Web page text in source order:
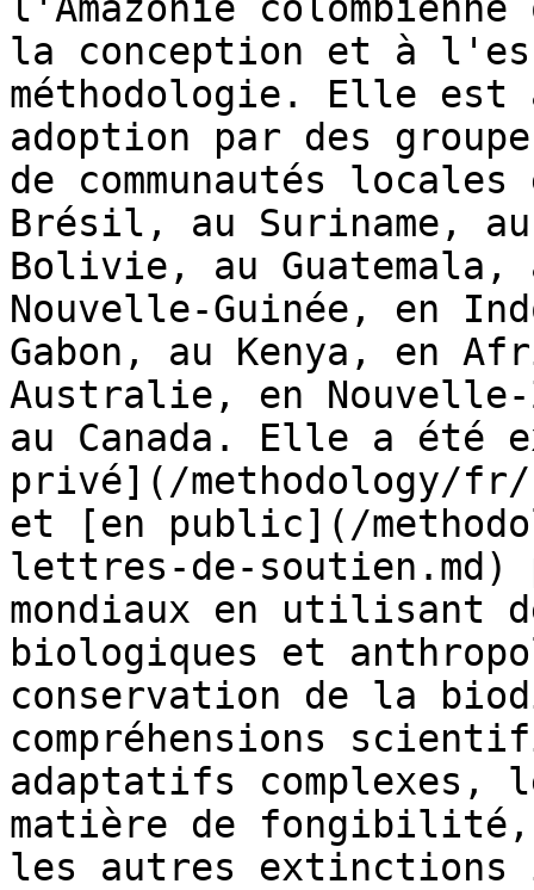
la conception et à
méthodologie. Elle
adoption par des
de communautés
Brésil, au Suriname, au
Bolivie, au
Nouvelle-Guinée, en
Gabon, au Kenya, en
Australie, en
au Canada. Elle a été
privé](/methodology/fr/
et [en public](/
lettres-de-soutien.md)
mondiaux en utilisant
biologiques et
conservation de la
compréhensions
adaptatifs complexes,
matière de
les autres extinctions